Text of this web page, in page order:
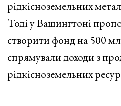
рідкісноземельних
Тоді у Вашингтоні
створити фонд на 500
спрямували доходи з
рідкісноземельних